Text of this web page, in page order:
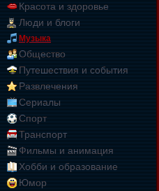
Красота и здоровье
Люди и блоги
Музыка
Общество
Путешествия и события
Развлечения
Сериалы
Спорт
Транспорт
Фильмы и анимация
Хобби и образование
Юмор